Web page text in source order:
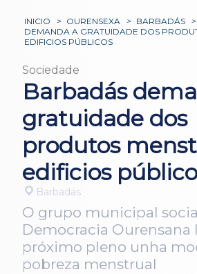
INICIO > OURENSEXA > BARBADÁS >
DEMANDA A GRATUIDADE DOS
EDIFICIOS PÚBLICOS
Sociedade
Barbadás
gratuidade dos
produtos
edificios
Barbadás
O grupo municipal
Democracia Ourensana
próximo pleno unha
pobreza menstrual